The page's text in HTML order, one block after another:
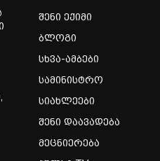
შენი ექიმი
ბლოგი
სხვა-ამბები
სამინისტრო
სიახლეები
შენი დაავადება
მეცნიერება